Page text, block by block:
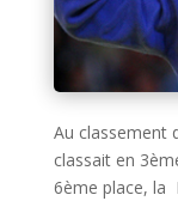
Au classement
classait en
6ème place, la